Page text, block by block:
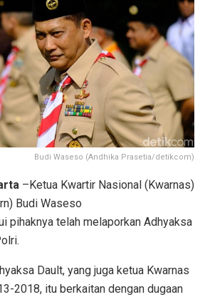
Budi Waseso (Andhika Prasetia/detikcom)
–Ketua Kwartir Nasional (Kwarnas)
Budi Waseso
pihaknya telah melaporkan Adhyaksa
Dault, yang juga ketua Kwarnas
2018, itu berkaitan dengan dugaan